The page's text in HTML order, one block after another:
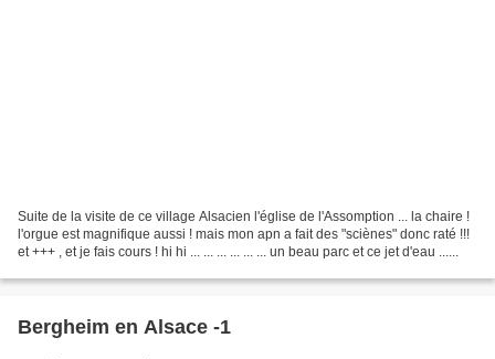
Suite de la visite de ce village Alsacien l'église de l'Assomption ... la chaire !
l'orgue est magnifique aussi ! mais mon apn a fait des "sciènes" donc raté !!!
et +++ , et je fais cours ! hi hi ... ... ... ... ... ... un beau parc et ce jet d'eau ......
Bergheim en Alsace -1